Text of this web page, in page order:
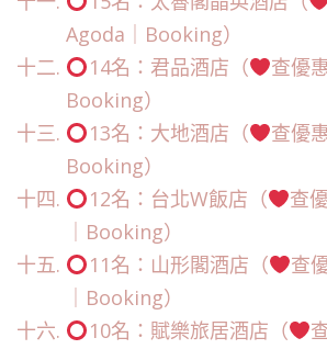
Agoda｜Booking）
14名：君品酒店（
查優
Booking）
13名：大地酒店（
查優
Booking）
12名：台北W飯店（
查
｜Booking）
11名：山形閣酒店（
查
｜Booking）
10名：賦樂旅居酒店（